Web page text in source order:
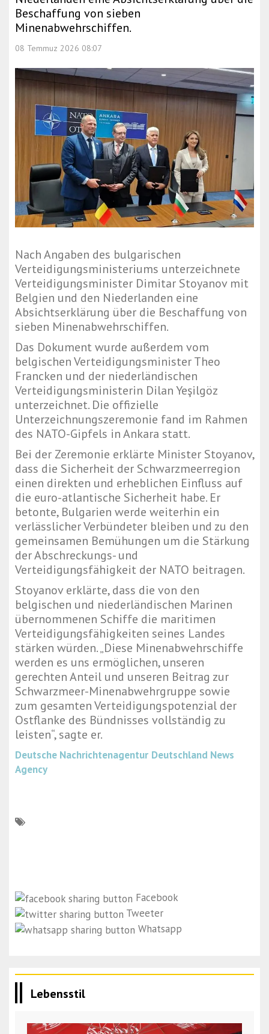
Beschaffung von sieben
Minenabwehrschiffen.
08 Temmuz 2026 08:07
Nach Angaben des bulgarischen
Verteidigungsministeriums unterzeichnete
Verteidigungsminister Dimitar Stoyanov mit
Belgien und den Niederlanden eine
Absichtserklärung über die Beschaffung von
sieben Minenabwehrschiffen.
Das Dokument wurde außerdem vom
belgischen Verteidigungsminister Theo
Francken und der niederländischen
Verteidigungsministerin Dilan Yeşilgöz
unterzeichnet. Die offizielle
Unterzeichnungszeremonie fand im Rahmen
des NATO-Gipfels in Ankara statt.
Bei der Zeremonie erklärte Minister Stoyanov,
dass die Sicherheit der Schwarzmeerregion
einen direkten und erheblichen Einfluss auf
die euro-atlantische Sicherheit habe. Er
betonte, Bulgarien werde weiterhin ein
verlässlicher Verbündeter bleiben und zu den
gemeinsamen Bemühungen um die Stärkung
der Abschreckungs- und
Verteidigungsfähigkeit der NATO beitragen.
Stoyanov erklärte, dass die von den
belgischen und niederländischen Marinen
übernommenen Schiffe die maritimen
Verteidigungsfähigkeiten seines Landes
stärken würden. „Diese Minenabwehrschiffe
werden es uns ermöglichen, unseren
gerechten Anteil und unseren Beitrag zur
Schwarzmeer-Minenabwehrgruppe sowie
zum gesamten Verteidigungspotenzial der
Ostflanke des Bündnisses vollständig zu
leisten“, sagte er.
Deutsche Nachrichtenagentur Deutschland News
Agency
Facebook
Tweeter
Whatsapp
Lebensstil